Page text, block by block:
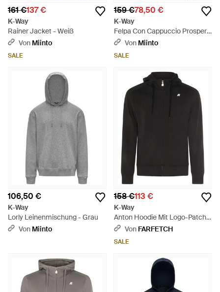
161 €137 €
K-Way
Rainer Jacket - Weiß
Von Miinto
SALE
159 €78,50 €
K-Way
Felpa Con Cappuccio Prosper
Br - Schwarz
Von Miinto
SALE
106,50 €
K-Way
Lorly Leinenmischung - Grau
Von Miinto
158 €113 €
K-Way
Anton Hoodie Mit Logo-Patch -
Schwarz
Von FARFETCH
SALE